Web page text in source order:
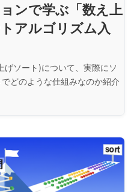
ンで学ぶ「数え上
アルゴリズム入
げソート)について、実際にソ
どのような仕組みなのか紹介